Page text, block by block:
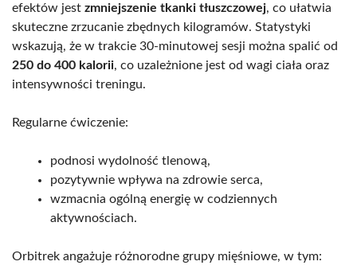
efektów jest zmniejszenie tkanki tłuszczowej, co ułatwia
skuteczne zrzucanie zbędnych kilogramów. Statystyki
wskazują, że w trakcie 30-minutowej sesji można spalić od
250 do 400 kalorii, co uzależnione jest od wagi ciała oraz
intensywności treningu.
Regularne ćwiczenie:
podnosi wydolność tlenową,
pozytywnie wpływa na zdrowie serca,
wzmacnia ogólną energię w codziennych
aktywnościach.
Orbitrek angażuje różnorodne grupy mięśniowe, w tym: